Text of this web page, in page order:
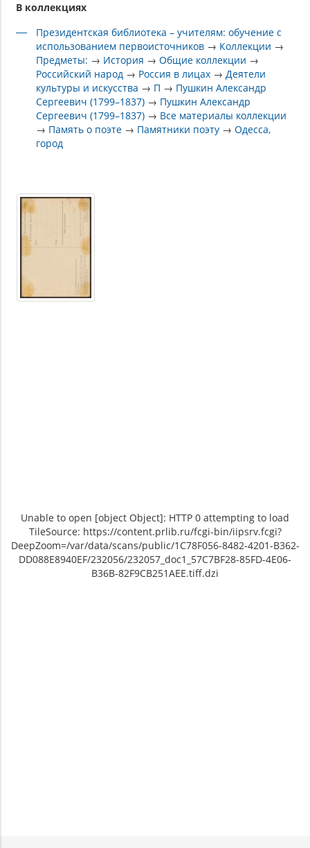
В коллекциях
Президентская библиотека – учителям: обучение с
использованием первоисточников → Коллекции →
Предметы: → История →Общие коллекции →
Российский народ → Россия в лицах → Деятели
культуры и искусства → П → Пушкин Александр
Сергеевич (1799–1837) → Пушкин Александр
Сергеевич (1799–1837) → Все материалы коллекции
→ Память о поэте → Памятники поэту →Одесса,
город
Unable to open [object Object]: HTTP 0 attempting to load
TileSource: https://content.prlib.ru/fcgi-bin/iipsrv.fcgi?
DeepZoom=/var/data/scans/public/1C78F056-8482-4201-B362-
DD088E8940EF/232056/232057_doc1_57C7BF28-85FD-4E06-
B36B-82F9CB251AEE.tiff.dzi